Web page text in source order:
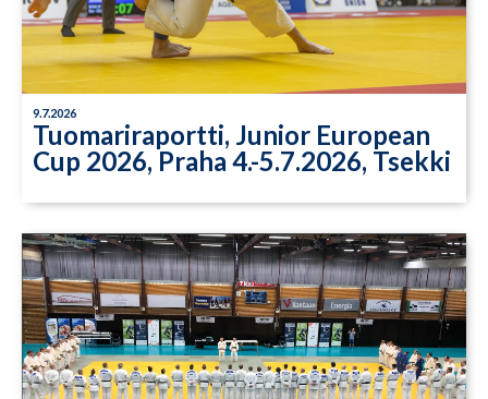
9.7.2026
Tuomariraportti, Junior European
Cup 2026, Praha 4.-5.7.2026, Tsekki